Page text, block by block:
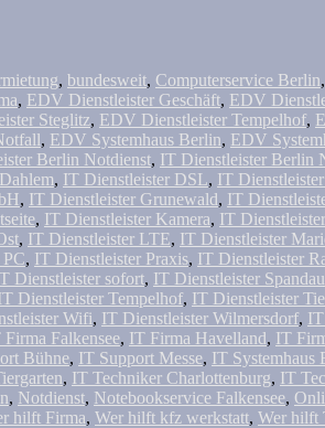
, bundesweit, Computerservice Berlin,
, EDV Dienstleister Geschäft, EDV
Steglitz, EDV Dienstleister Tempelhof,
, EDV Systemhaus Berlin, EDV
Berlin Notdienst, IT Dienstleister Berlin
, IT Dienstleister DSL, IT
, IT Dienstleister Grunewald, IT
, IT Dienstleister Kamera, IT
, IT Dienstleister LTE, IT Dienstleister
, IT Dienstleister Praxis, IT Dienstleister
Dienstleister sofort, IT Dienstleister Spandau
Dienstleister Tempelhof, IT Dienstleister
Wifi, IT Dienstleister Wilmersdorf,
Firma Falkensee, IT Firma Havelland, IT
Bühne, IT Support Messe, IT Systemhaus
, IT Techniker Charlottenburg, IT
, Notdienst, Notebookservice Falkensee,
hilft Firma, Wer hilft kfz werkstatt, Wer hilft